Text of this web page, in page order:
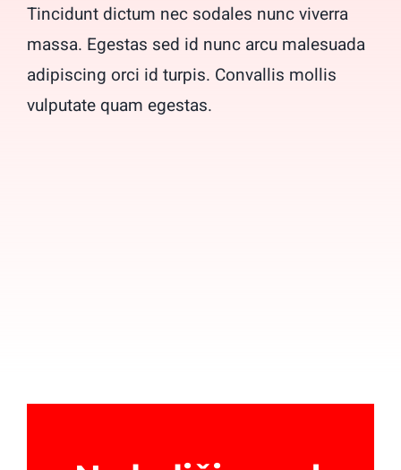
Tincidunt dictum nec sodales nunc viverra
massa. Egestas sed id nunc arcu malesuada
adipiscing orci id turpis. Convallis mollis
vulputate quam egestas.